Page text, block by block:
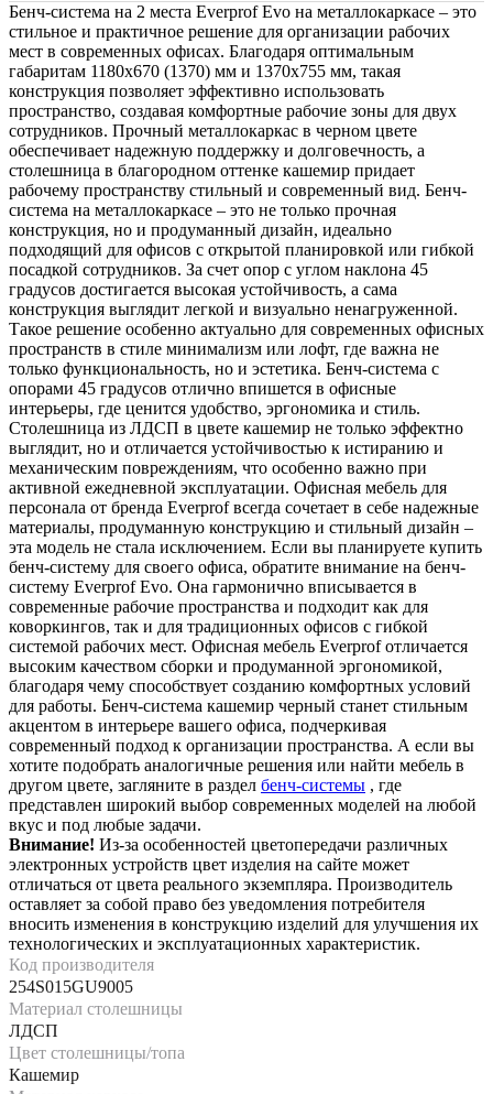
Бенч-система на 2 места Everprof Evo на металлокаркасе – это
стильное и практичное решение для организации рабочих
мест в современных офисах. Благодаря оптимальным
габаритам 1180х670 (1370) мм и 1370х755 мм, такая
конструкция позволяет эффективно использовать
пространство, создавая комфортные рабочие зоны для двух
сотрудников. Прочный металлокаркас в черном цвете
обеспечивает надежную поддержку и долговечность, а
столешница в благородном оттенке кашемир придает
рабочему пространству стильный и современный вид. Бенч-
система на металлокаркасе – это не только прочная
конструкция, но и продуманный дизайн, идеально
подходящий для офисов с открытой планировкой или гибкой
посадкой сотрудников. За счет опор с углом наклона 45
градусов достигается высокая устойчивость, а сама
конструкция выглядит легкой и визуально ненагруженной.
Такое решение особенно актуально для современных офисных
пространств в стиле минимализм или лофт, где важна не
только функциональность, но и эстетика. Бенч-система с
опорами 45 градусов отлично впишется в офисные
интерьеры, где ценится удобство, эргономика и стиль.
Столешница из ЛДСП в цвете кашемир не только эффектно
выглядит, но и отличается устойчивостью к истиранию и
механическим повреждениям, что особенно важно при
активной ежедневной эксплуатации. Офисная мебель для
персонала от бренда Everprof всегда сочетает в себе надежные
материалы, продуманную конструкцию и стильный дизайн –
эта модель не стала исключением. Если вы планируете купить
бенч-систему для своего офиса, обратите внимание на бенч-
систему Everprof Evo. Она гармонично вписывается в
современные рабочие пространства и подходит как для
коворкингов, так и для традиционных офисов с гибкой
системой рабочих мест. Офисная мебель Everprof отличается
высоким качеством сборки и продуманной эргономикой,
благодаря чему способствует созданию комфортных условий
для работы. Бенч-система кашемир черный станет стильным
акцентом в интерьере вашего офиса, подчеркивая
современный подход к организации пространства. А если вы
хотите подобрать аналогичные решения или найти мебель в
другом цвете, загляните в раздел бенч-системы , где
представлен широкий выбор современных моделей на любой
вкус и под любые задачи.
Внимание! Из-за особенностей цветопередачи различных
электронных устройств цвет изделия на сайте может
отличаться от цвета реального экземпляра. Производитель
оставляет за собой право без уведомления потребителя
вносить изменения в конструкцию изделий для улучшения их
технологических и эксплуатационных характеристик.
Код производителя
254S015GU9005
Материал столешницы
ЛДСП
Цвет столешницы/топа
Кашемир